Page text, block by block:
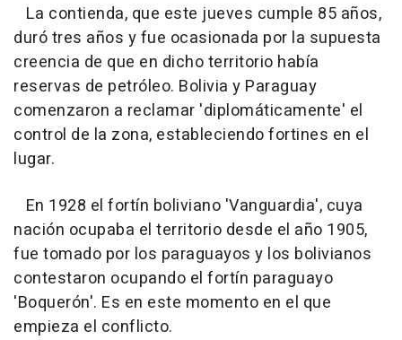
La contienda, que este jueves cumple 85 años,
duró tres años y fue ocasionada por la supuesta
creencia de que en dicho territorio había
reservas de petróleo. Bolivia y Paraguay
comenzaron a reclamar 'diplomáticamente' el
control de la zona, estableciendo fortines en el
lugar.
En 1928 el fortín boliviano 'Vanguardia', cuya
nación ocupaba el territorio desde el año 1905,
fue tomado por los paraguayos y los bolivianos
contestaron ocupando el fortín paraguayo
'Boquerón'. Es en este momento en el que
empieza el conflicto.